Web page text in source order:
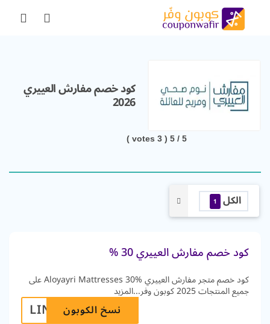
كود خصم مفارش العييري
2026
5
/ 5 (
3
الكل 1
كود خصم مفارش العييري 30 %
كود خصم متجر مفارش العييري Aloyayri Mattresses 30% على
جميع المنتجات 2025 كوبون وفر ...المزيد
LINK5نسخ الكوبون